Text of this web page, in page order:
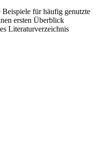
für häufig genutzte
ersten Überblick
Literaturverzeichnis